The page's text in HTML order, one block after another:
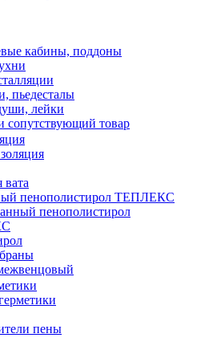
кабины, поддоны
пьедесталы
лейки
сопутствующий товар
пенополистирол ТЕПЛЕКС
пенополистирол
пены